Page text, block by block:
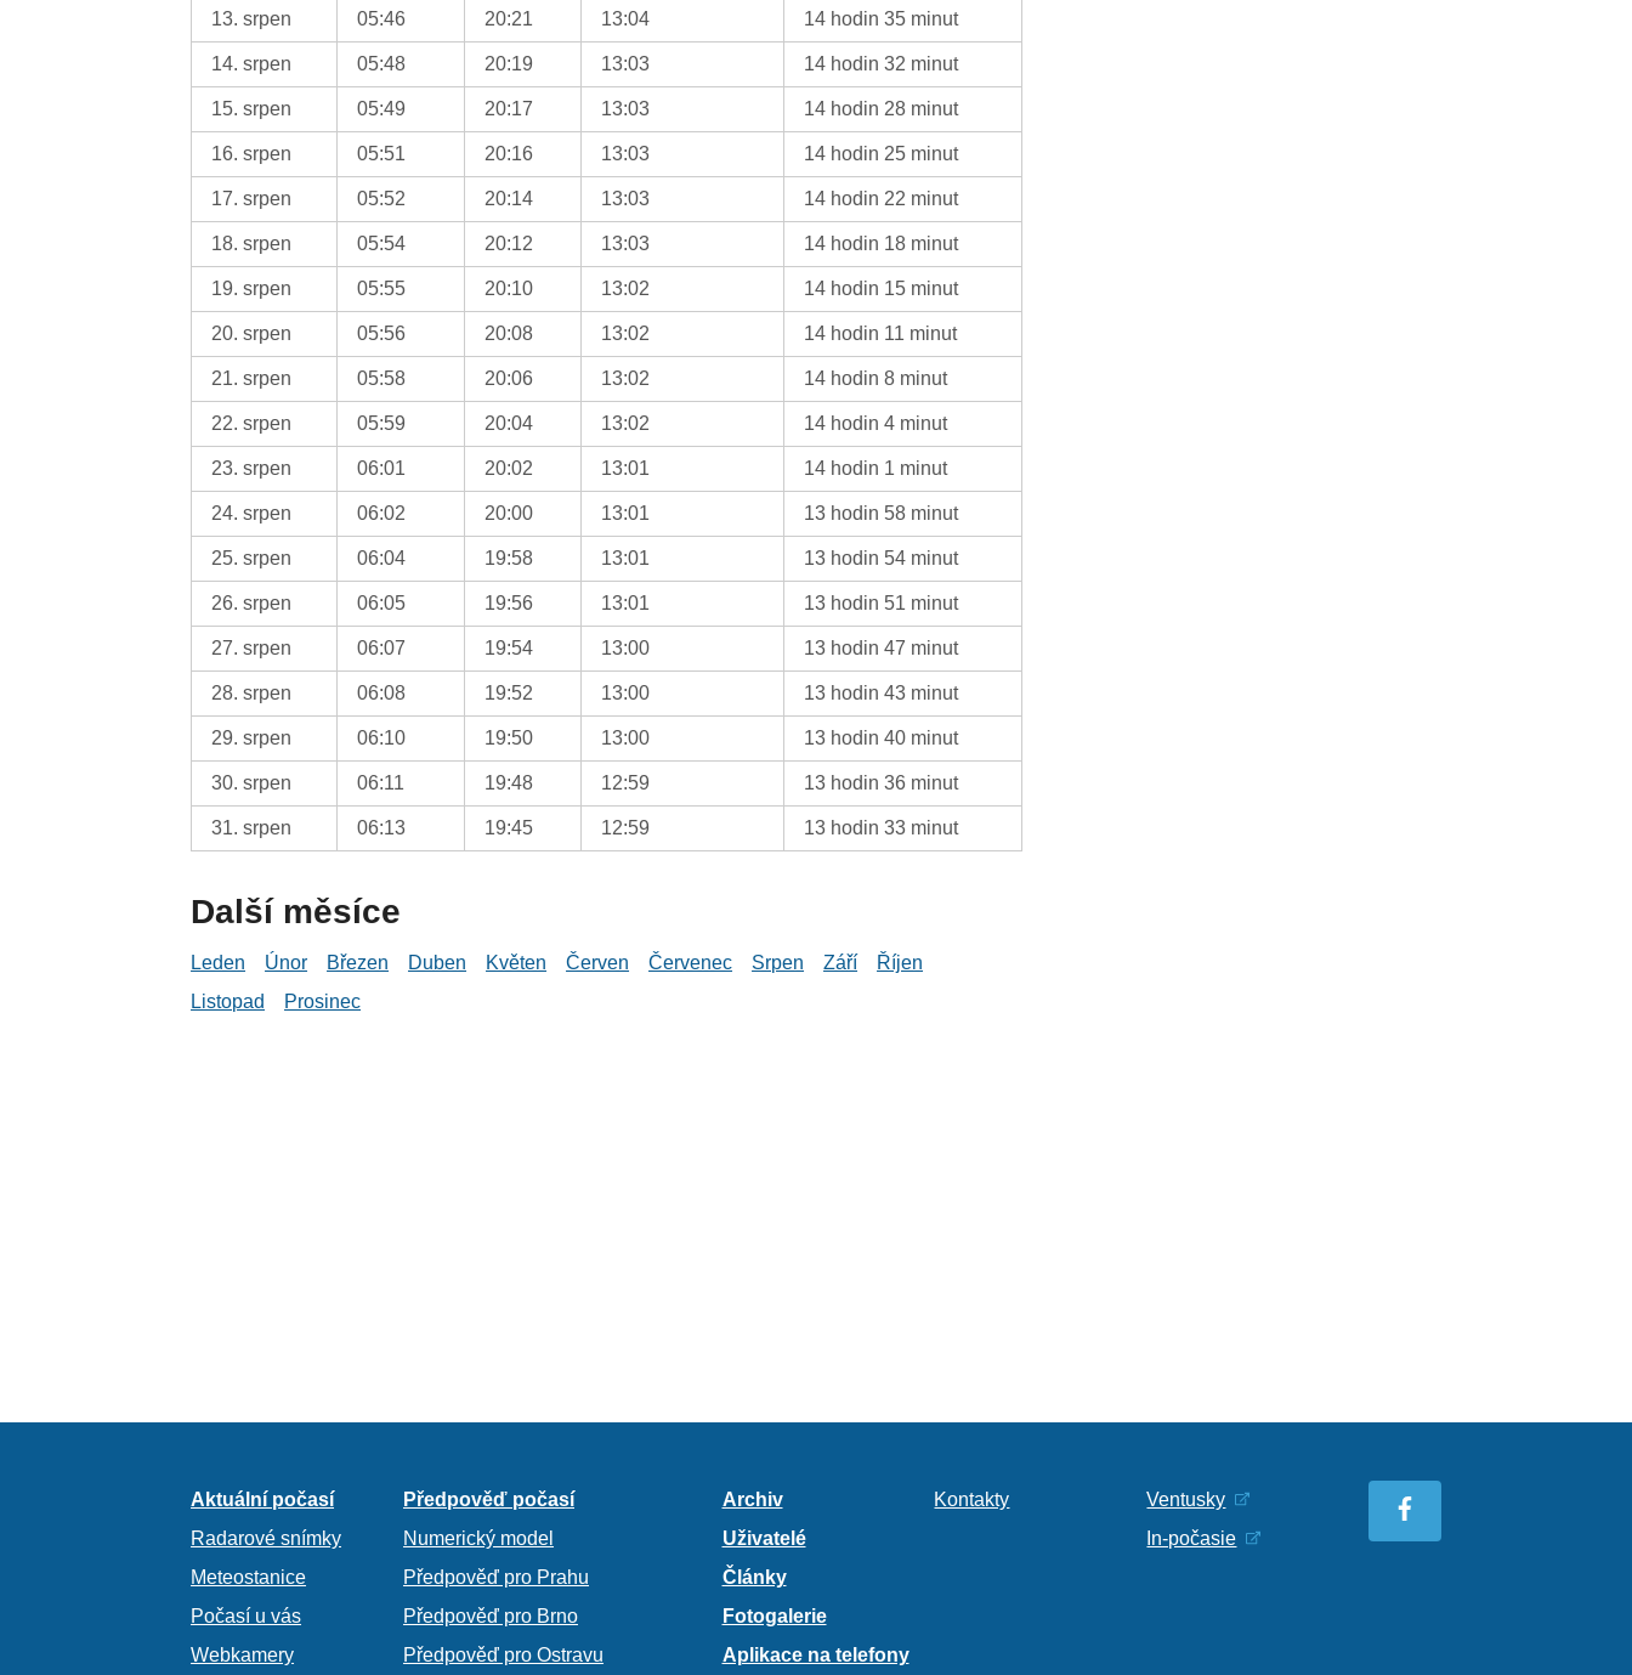
13. srpen 05:46 20:21 13:04 14 hodin 35 minut
14. srpen 05:48 20:19 13:03 14 hodin 32 minut
15. srpen 05:49 20:17 13:03 14 hodin 28 minut
16. srpen 05:51 20:16 13:03 14 hodin 25 minut
17. srpen 05:52 20:14 13:03 14 hodin 22 minut
18. srpen 05:54 20:12 13:03 14 hodin 18 minut
19. srpen 05:55 20:10 13:02 14 hodin 15 minut
20. srpen 05:56 20:08 13:02 14 hodin 11 minut
21. srpen 05:58 20:06 13:02 14 hodin 8 minut
22. srpen 05:59 20:04 13:02 14 hodin 4 minut
23. srpen 06:01 20:02 13:01 14 hodin 1 minut
24. srpen 06:02 20:00 13:01 13 hodin 58 minut
25. srpen 06:04 19:58 13:01 13 hodin 54 minut
26. srpen 06:05 19:56 13:01 13 hodin 51 minut
27. srpen 06:07 19:54 13:00 13 hodin 47 minut
28. srpen 06:08 19:52 13:00 13 hodin 43 minut
29. srpen 06:10 19:50 13:00 13 hodin 40 minut
30. srpen 06:11 19:48 12:59 13 hodin 36 minut
31. srpen 06:13 19:45 12:59 13 hodin 33 minut
Další měsíce
Leden Únor Březen Duben Květen Červen Červenec Srpen Září
Říjen
Listopad
Prosinec
Aktuální počasí
Radarové snímky
Meteostanice
Počasí u vás
Webkamery
Předpověď počasí
Numerický model
Předpověď pro Prahu
Předpověď pro Brno
Předpověď pro Ostravu
Archiv
Uživatelé
Články
Fotogalerie
Aplikace na telefony
Kontakty
Ventusky
In-počasie